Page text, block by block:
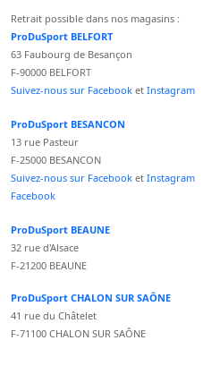
Retrait possible dans nos magasins :
ProDuSport BELFORT
63 Faubourg de Besançon
F-90000 BELFORT
Suivez-nous sur Facebook et Instagram
ProDuSport BESANCON
13 rue Pasteur
F-25000 BESANCON
Suivez-nous sur Facebook et Instagram
Facebook
ProDuSport BEAUNE
32 rue d'Alsace
F-21200 BEAUNE
ProDuSport CHALON SUR SAÔNE
41 rue du Châtelet
F-71100 CHALON SUR SAÔNE